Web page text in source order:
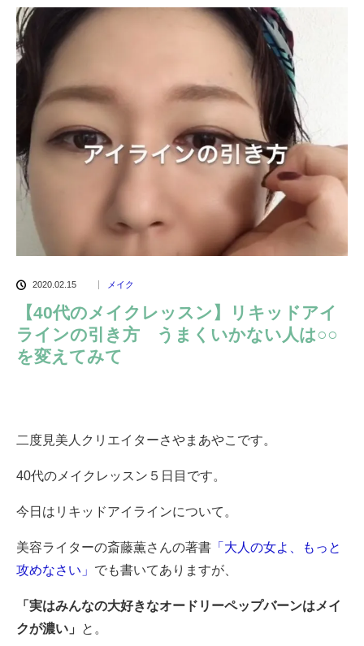
2020.02.15 メイク
【40代のメイクレッスン】リキッドアイ
ラインの引き方 うまくいかない人は○○
を変えてみて
二度見美人クリエイターさやまあやこです。
40代のメイクレッスン５日目です。
今日はリキッドアイラインについて。
美容ライターの斎藤薫さんの著書 「大人の女よ、もっと
攻めなさい」 でも書いてありますが、
「実はみんなの大好きなオードリーペップバーンはメイ
クが濃い」
と。